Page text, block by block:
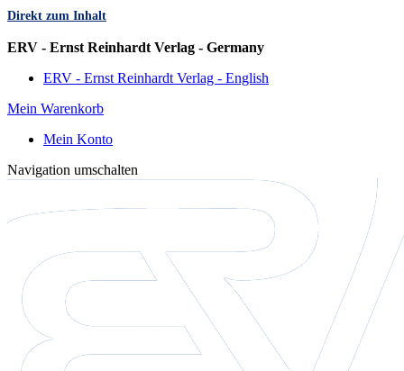
Direkt zum Inhalt
ERV - Ernst Reinhardt Verlag - Germany
ERV - Ernst Reinhardt Verlag - English
Mein Warenkorb
Mein Konto
Navigation umschalten